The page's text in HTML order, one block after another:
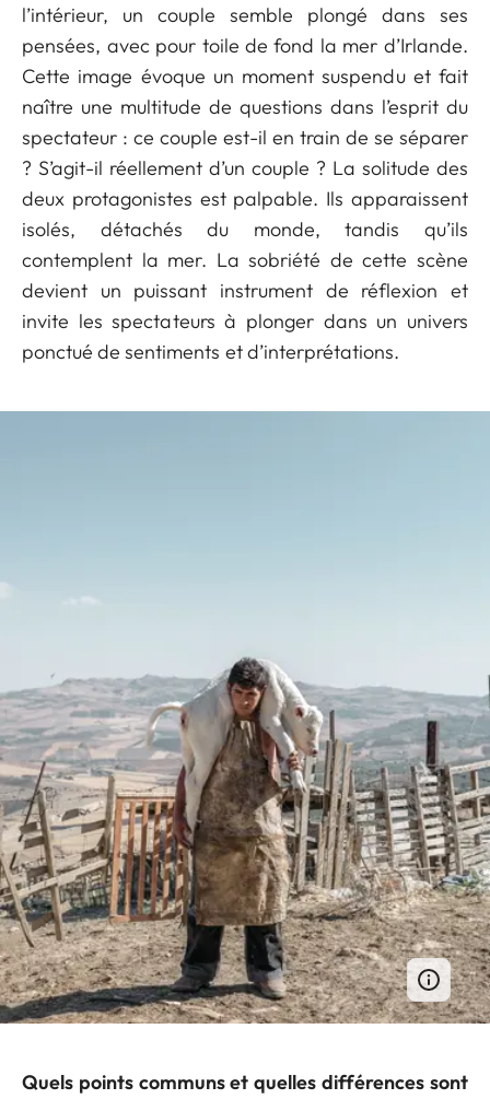
l’intérieur, un couple semble plongé dans ses
pensées, avec pour toile de fond la mer d’Irlande.
Cette image évoque un moment suspendu et fait
naître une multitude de questions dans l’esprit du
spectateur : ce couple est-il en train de se séparer
? S’agit-il réellement d’un couple ? La solitude des
deux protagonistes est palpable. Ils apparaissent
isolés, détachés du monde, tandis qu’ils
contemplent la mer. La sobriété de cette scène
devient un puissant instrument de réflexion et
invite les spectateurs à plonger dans un univers
ponctué de sentiments et d’interprétations.
Quels points communs et quelles différences sont